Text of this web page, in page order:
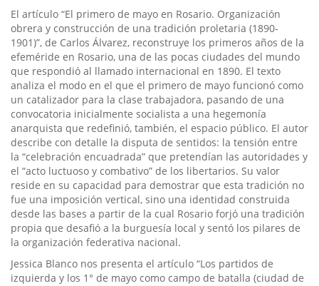
El artículo “El primero de mayo en Rosario. Organización
obrera y construcción de una tradición proletaria (1890-
1901)”, de Carlos Álvarez, reconstruye los primeros años de la
efeméride en Rosario, una de las pocas ciudades del mundo
que respondió al llamado internacional en 1890. El texto
analiza el modo en el que el primero de mayo funcionó como
un catalizador para la clase trabajadora, pasando de una
convocatoria inicialmente socialista a una hegemonía
anarquista que redefinió, también, el espacio público. El autor
describe con detalle la disputa de sentidos: la tensión entre
la “celebración encuadrada” que pretendían las autoridades y
el “acto luctuoso y combativo” de los libertarios. Su valor
reside en su capacidad para demostrar que esta tradición no
fue una imposición vertical, sino una identidad construida
desde las bases a partir de la cual Rosario forjó una tradición
propia que desafió a la burguesía local y sentó los pilares de
la organización federativa nacional.
Jessica Blanco nos presenta el artículo “Los partidos de
izquierda y los 1° de mayo como campo de batalla (ciudad de